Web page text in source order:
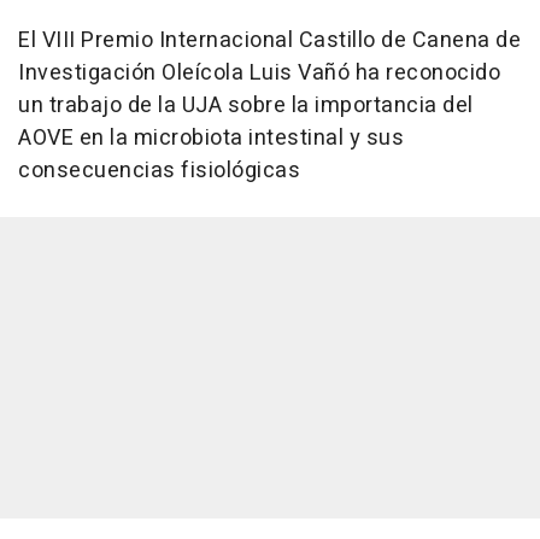
El VIII Premio Internacional Castillo de Canena de
Investigación Oleícola Luis Vañó ha reconocido
un trabajo de la UJA sobre la importancia del
AOVE en la microbiota intestinal y sus
consecuencias fisiológicas